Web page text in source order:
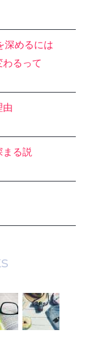
深めるには
わるって
由
る説